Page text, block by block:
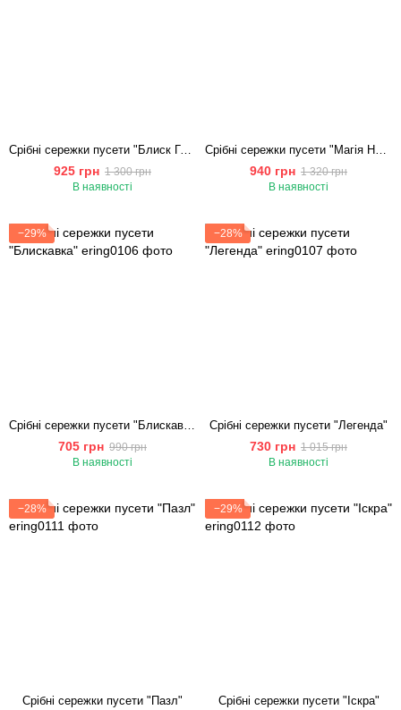
Срібні сережки пусети "Блиск Грані"
925 грн 1 300 грн
В наявності
Cрібні сережки пусети "Магія Ночі"
940 грн 1 320 грн
В наявності
−29%
Срібні сережки пусети "Блискавка"
705 грн 990 грн
В наявності
−28%
Срібні сережки пусети "Легенда"
730 грн 1 015 грн
В наявності
−28%
Cрібні сережки пусети "Пазл"
−29%
Срібні сережки пусети "Іскра"